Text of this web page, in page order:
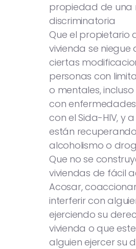
propiedad de una
discriminatoria
Que el propietario
vivienda se niegue
ciertas
personas con
o mentales,
con
con el Sida-HIV, y
están
alcoholismo o
Que no se
viviendas de fácil
Acosar,
interferir con
ejerciendo su
vivienda o que
alguien ejercer su